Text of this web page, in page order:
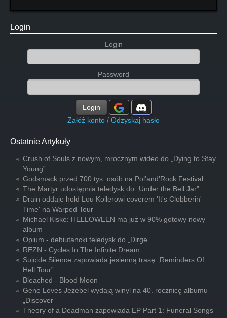
Login
Login
Password
Login
Załóż konto / Odzyskaj hasło
Ostatnie Artykuły
Crush of Souls z nowym, mrocznym wideo do „Dying to Stay
Young”
Godsmack przed 700 tys. osób na Pol'and'Rock Festival
The Martyr udostępnia teledysk do „Under the Bell Jar”
Drain oddaje hołd Lou Kollerowi coverem 'It's Clobberin'
Time' na Warped Tour
Michael Kiske: HELLOWEEN ma już w 90% gotowy nowy
album
Opium - debiutancki teledysk do „Dirge”
REZN - Cycles In The Infinite Dream
Suicide Silence zapowiada jesienną trasę „Reminders Of
Hell Tour”
Bleached - Blood Moon
Gene Loves Jezebel wydają winyl na 40. rocznicę albumu
„Discover”
Theory of a Deadman zapowiada EP Part 1: Funeral Songs